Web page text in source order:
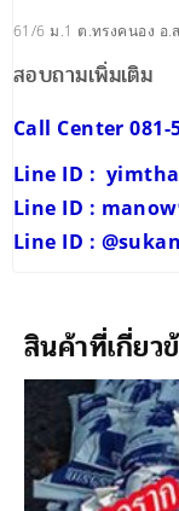
61/6 ม.1 ต.ทรงคนอง อ
สอบถามเพิ่มเติม
Call Center 081-
Line ID :
Line ID :
Line ID :
สินค้าที่เกี่ยว